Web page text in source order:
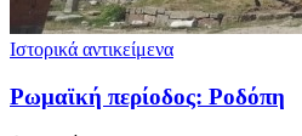
Ιστορικά αντικείμενα
Ρωμαϊκή περίοδος: Ροδόπη